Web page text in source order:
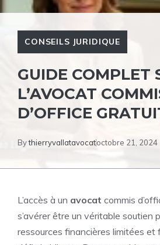
CONSEILS JURIDIQUE
GUIDE COMPLET
L’AVOCAT
D’OFFICE
Bythierryvallatavocatoctobre 21, 2024
L’accès à un avocat commis
s’avérer être un véritable soutien
ressources financières limitées et